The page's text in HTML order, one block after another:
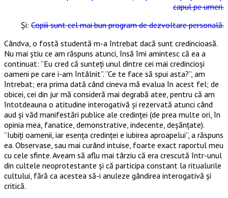
capul pe umeri.
Și: Copiii sunt cel mai bun program de dezvoltare personală.
Cândva, o fostă studentă m-a întrebat dacă sunt credincioasă.
Nu mai știu ce am răspuns atunci, însă îmi amintesc că ea a
continuat: ”Eu cred că sunteți unul dintre cei mai credincioși
oameni pe care i-am întâlnit”. ”Ce te face să spui asta?”, am
întrebat; era prima dată când cineva mă evalua în acest fel; de
obicei, cei din jur mă consideră mai degrabă atee, pentru că am
întotdeauna o atitudine interogativă și rezervată atunci când
aud și văd manifestări publice ale credinței (de prea multe ori, în
opinia mea, fanatice, demonstrative, indecente, deșănțate).
”Iubiți oamenii, iar esența credinței e iubirea aproapelui”, a răspuns
ea. Observase, sau mai curând intuise, foarte exact raportul meu
cu cele sfinte. Aveam să aflu mai târziu că era crescută într-unul
din cultele neoprotestante și că participa constant la ritualurile
cultului, fără ca acestea să-i anuleze gândirea interogativă și
critică.